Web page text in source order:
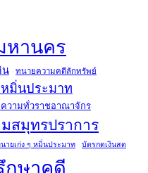
หานคร
น ทนายความคดีลักทรัพย์
มิ่นประมาท
วามทั่วราชอาณาจักร
สมุทรปราการ
ายเก่ง ๆ หมิ่นประมาท บัตรกดเงินสด